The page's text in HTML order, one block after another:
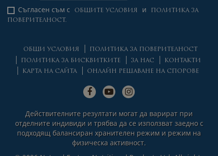
Съгласен съм с ОБЩИТЕ УСЛОВИЯ и
ПОЛИТИКА ЗА
ПОВЕРИТЕЛНОСТ.
ОБЩИ УСЛОВИЯ
ПОЛИТИКА ЗА ПОВЕРИТЕЛНОСТ
ПОЛИТИКА ЗА БИСКВИТКИТЕ
ЗА НАС
КОНТАКТИ
КАРТА НА САЙТА
ОНЛАЙН РЕШАВАНЕ НА СПОРОВЕ
Действителните резултати могат да варират при
отделните индивиди и трябва да се използват заедно с
подходящ балансиран хранителен режим и режим на
физическа активност.